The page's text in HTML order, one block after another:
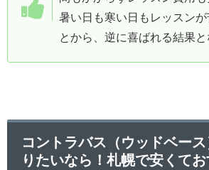
暑い日も寒い日もレッスンが
とから、逆に喜ばれる結果と
コントラバス（ウッドベー
りたいなら！札幌で安くて